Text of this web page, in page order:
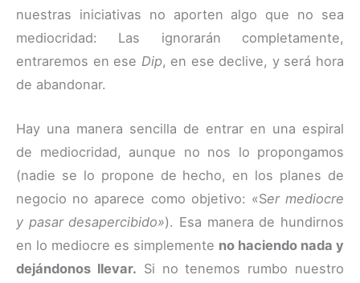
nuestras iniciativas no aporten algo que no sea
mediocridad: Las ignorarán completamente,
entraremos en ese Dip, en ese declive, y será hora
de abandonar.
Hay una manera sencilla de entrar en una espiral
de mediocridad, aunque no nos lo propongamos
(nadie se lo propone de hecho, en los planes de
negocio no aparece como objetivo: «Ser mediocre
y pasar desapercibido»). Esa manera de hundirnos
en lo mediocre es simplemente no haciendo nada y
dejándonos llevar. Si no tenemos rumbo nuestro